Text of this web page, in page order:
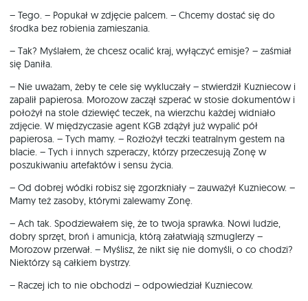
– Tego. – Popukał w zdjęcie palcem. – Chcemy dostać się do
środka bez robienia zamieszania.
– Tak? Myślałem, że chcesz ocalić kraj, wyłączyć emisje? – zaśmiał
się Daniła.
– Nie uważam, żeby te cele się wykluczały – stwierdził Kuzniecow i
zapalił papierosa. Morozow zaczął szperać w stosie dokumentów i
położył na stole dziewięć teczek, na wierzchu każdej widniało
zdjęcie. W międzyczasie agent KGB zdążył już wypalić pół
papierosa. – Tych mamy. – Rozłożył teczki teatralnym gestem na
blacie. – Tych i innych szperaczy, którzy przeczesują Zonę w
poszukiwaniu artefaktów i sensu życia.
– Od dobrej wódki robisz się zgorzkniały – zauważył Kuzniecow. –
Mamy też zasoby, którymi zalewamy Zonę.
– Ach tak. Spodziewałem się, że to twoja sprawka. Nowi ludzie,
dobry sprzęt, broń i amunicja, którą załatwiają szmuglerzy –
Morozow przerwał. – Myślisz, że nikt się nie domyśli, o co chodzi?
Niektórzy są całkiem bystrzy.
– Raczej ich to nie obchodzi – odpowiedział Kuzniecow.